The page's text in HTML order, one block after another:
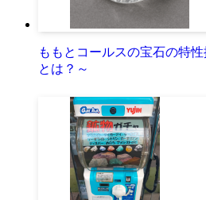
ももとコールスの宝石の特
とは？～